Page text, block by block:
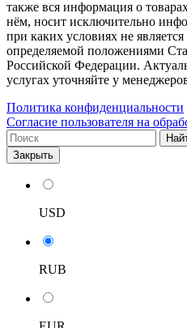
также вся информация о
нём, носит исключительно
при каких условиях не
определяемой положениями
Российской Федерации.
услугах уточняйте у
Политика конфиденциальности
Согласие пользователя на
Закрыть
USD
RUB